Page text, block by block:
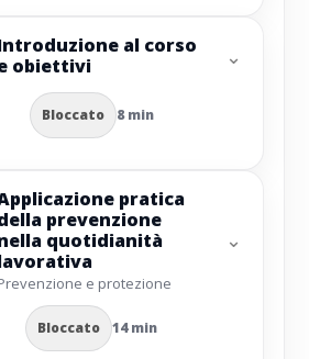
al corso
obiettivi
Bloccato 8 min
⌄
pratica
prevenzione
quotidianità
e protezione
Bloccato 14 min
⌄